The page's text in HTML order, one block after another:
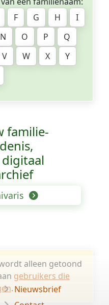
F G H
I
N O P
Q
V W X
Y
familie­
alleen getoond
gebruikers die
.Nieuwsbrief